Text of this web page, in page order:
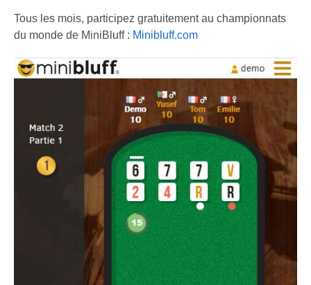
Tous les mois, participez gratuitement au championnats
du monde de MiniBluff : Minibluff.com